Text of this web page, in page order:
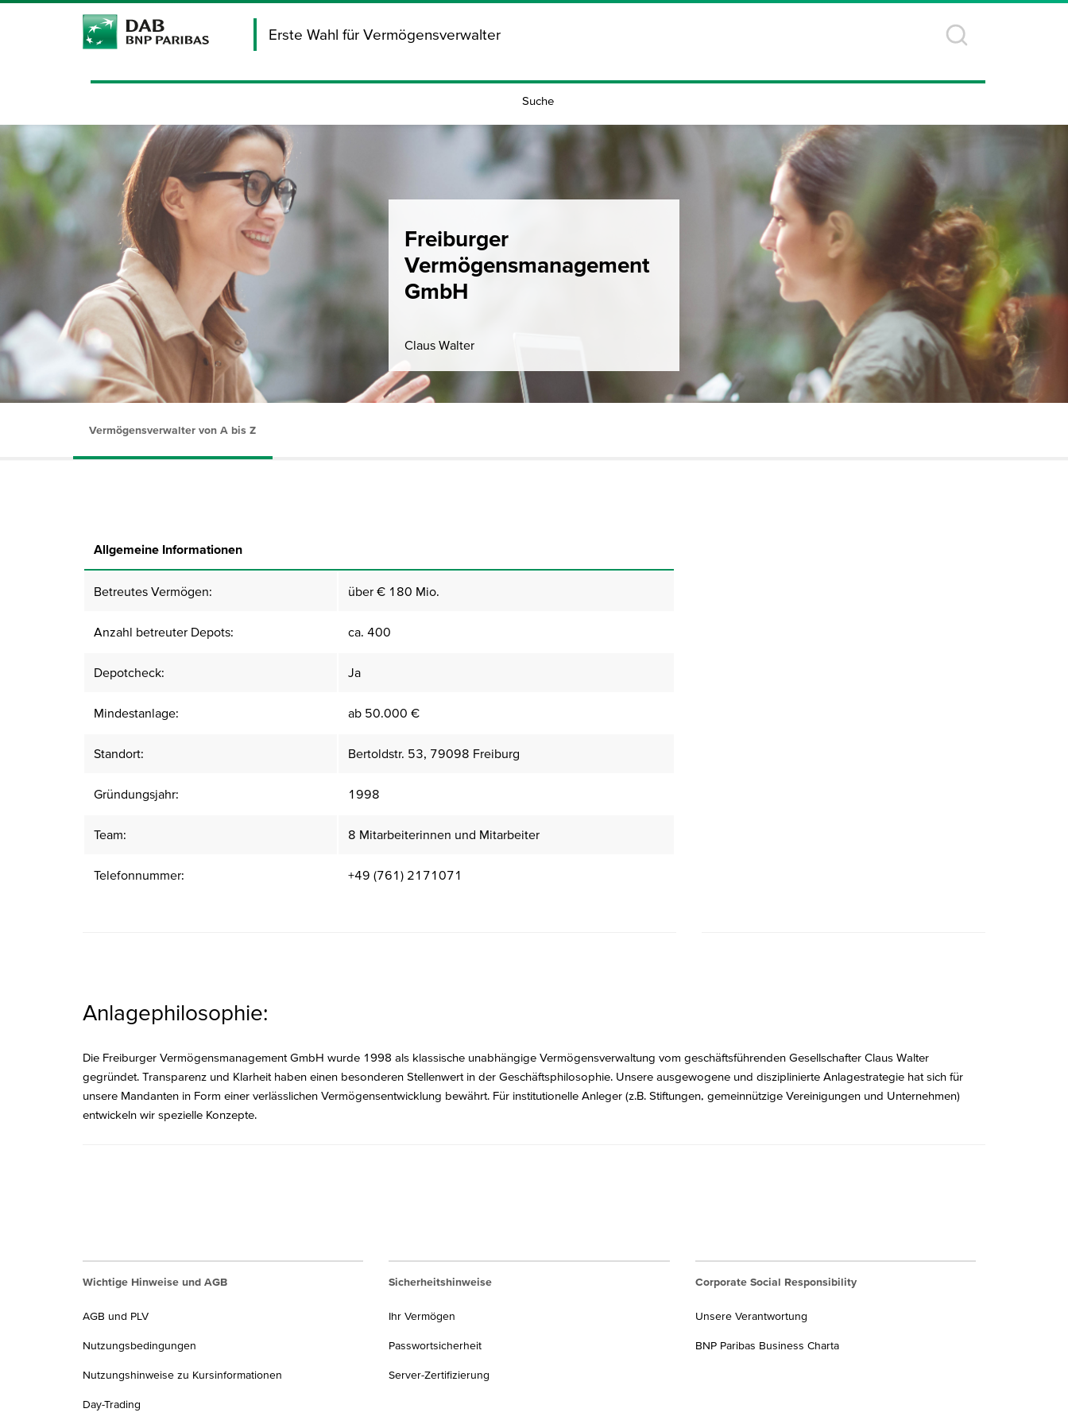
Erste Wahl für Vermögensverwalter
Suche
Freiburger
Vermögensmanagement
GmbH
Claus Walter
Vermögensverwalter von A bis Z
Allgemeine Informationen
Betreutes Vermögen: über € 180 Mio.
Anzahl betreuter Depots: ca. 400
Depotcheck: Ja
Mindestanlage: ab 50.000 €
Standort: Bertoldstr. 53, 79098 Freiburg
Gründungsjahr: 1998
Team: 8 Mitarbeiterinnen und Mitarbeiter
Telefonnummer: +49 (761) 2171071
Anlagephilosophie:
Die Freiburger Vermögensmanagement GmbH wurde 1998 als klassische unabhängige Vermögensverwaltung vom geschäftsführenden Gesellschafter Claus Walter
gegründet. Transparenz und Klarheit haben einen besonderen Stellenwert in der Geschäftsphilosophie. Unsere ausgewogene und disziplinierte Anlagestrategie hat sich für
unsere Mandanten in Form einer verlässlichen Vermögensentwicklung bewährt. Für institutionelle Anleger (z.B. Stiftungen, gemeinnützige Vereinigungen und Unternehmen)
entwickeln wir spezielle Konzepte.
Wichtige Hinweise und AGB
AGB und PLV
Nutzungsbedingungen
Nutzungshinweise zu Kursinformationen
Day-Trading
Sicherheitshinweise
Ihr Vermögen
Passwortsicherheit
Server-Zertifizierung
Corporate Social Responsibility
Unsere Verantwortung
BNP Paribas Business Charta